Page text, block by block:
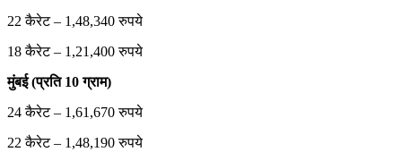
22 कैरेट – 1,48,340 रुपये
18 कैरेट – 1,21,400 रुपये
मुंबई (प्रति 10 ग्राम)
24 कैरेट – 1,61,670 रुपये
22 कैरेट – 1,48,190 रुपये